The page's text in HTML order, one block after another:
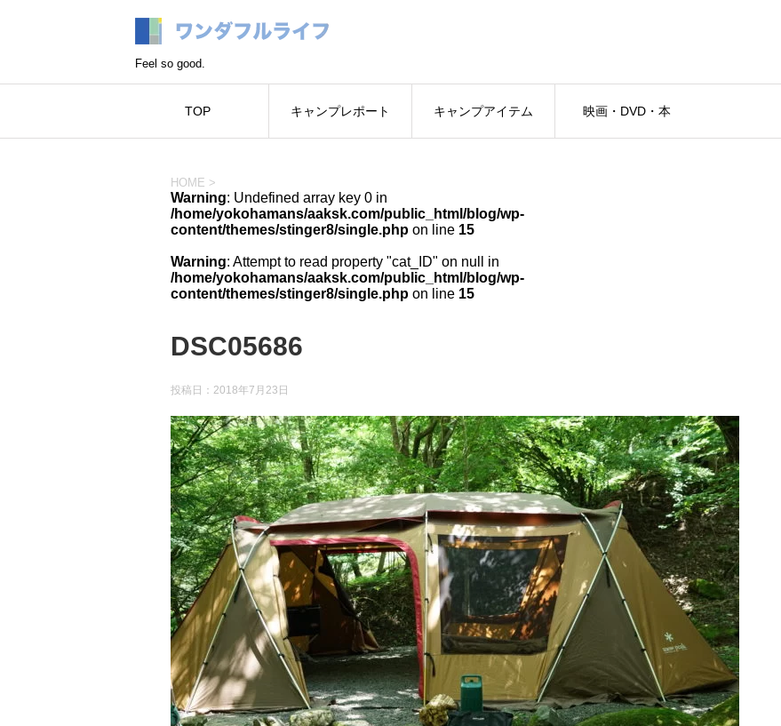
Feel so good.
TOP キャンプレポート キャンプアイテム 映画・DVD・本
HOME >
Warning: Undefined array key 0 in
/home/yokohamans/aaksk.com/public_html/blog/wp-
content/themes/stinger8/single.php on line 15
Warning: Attempt to read property "cat_ID" on null in
/home/yokohamans/aaksk.com/public_html/blog/wp-
content/themes/stinger8/single.php on line 15
DSC05686
投稿日： 2018年7月23日